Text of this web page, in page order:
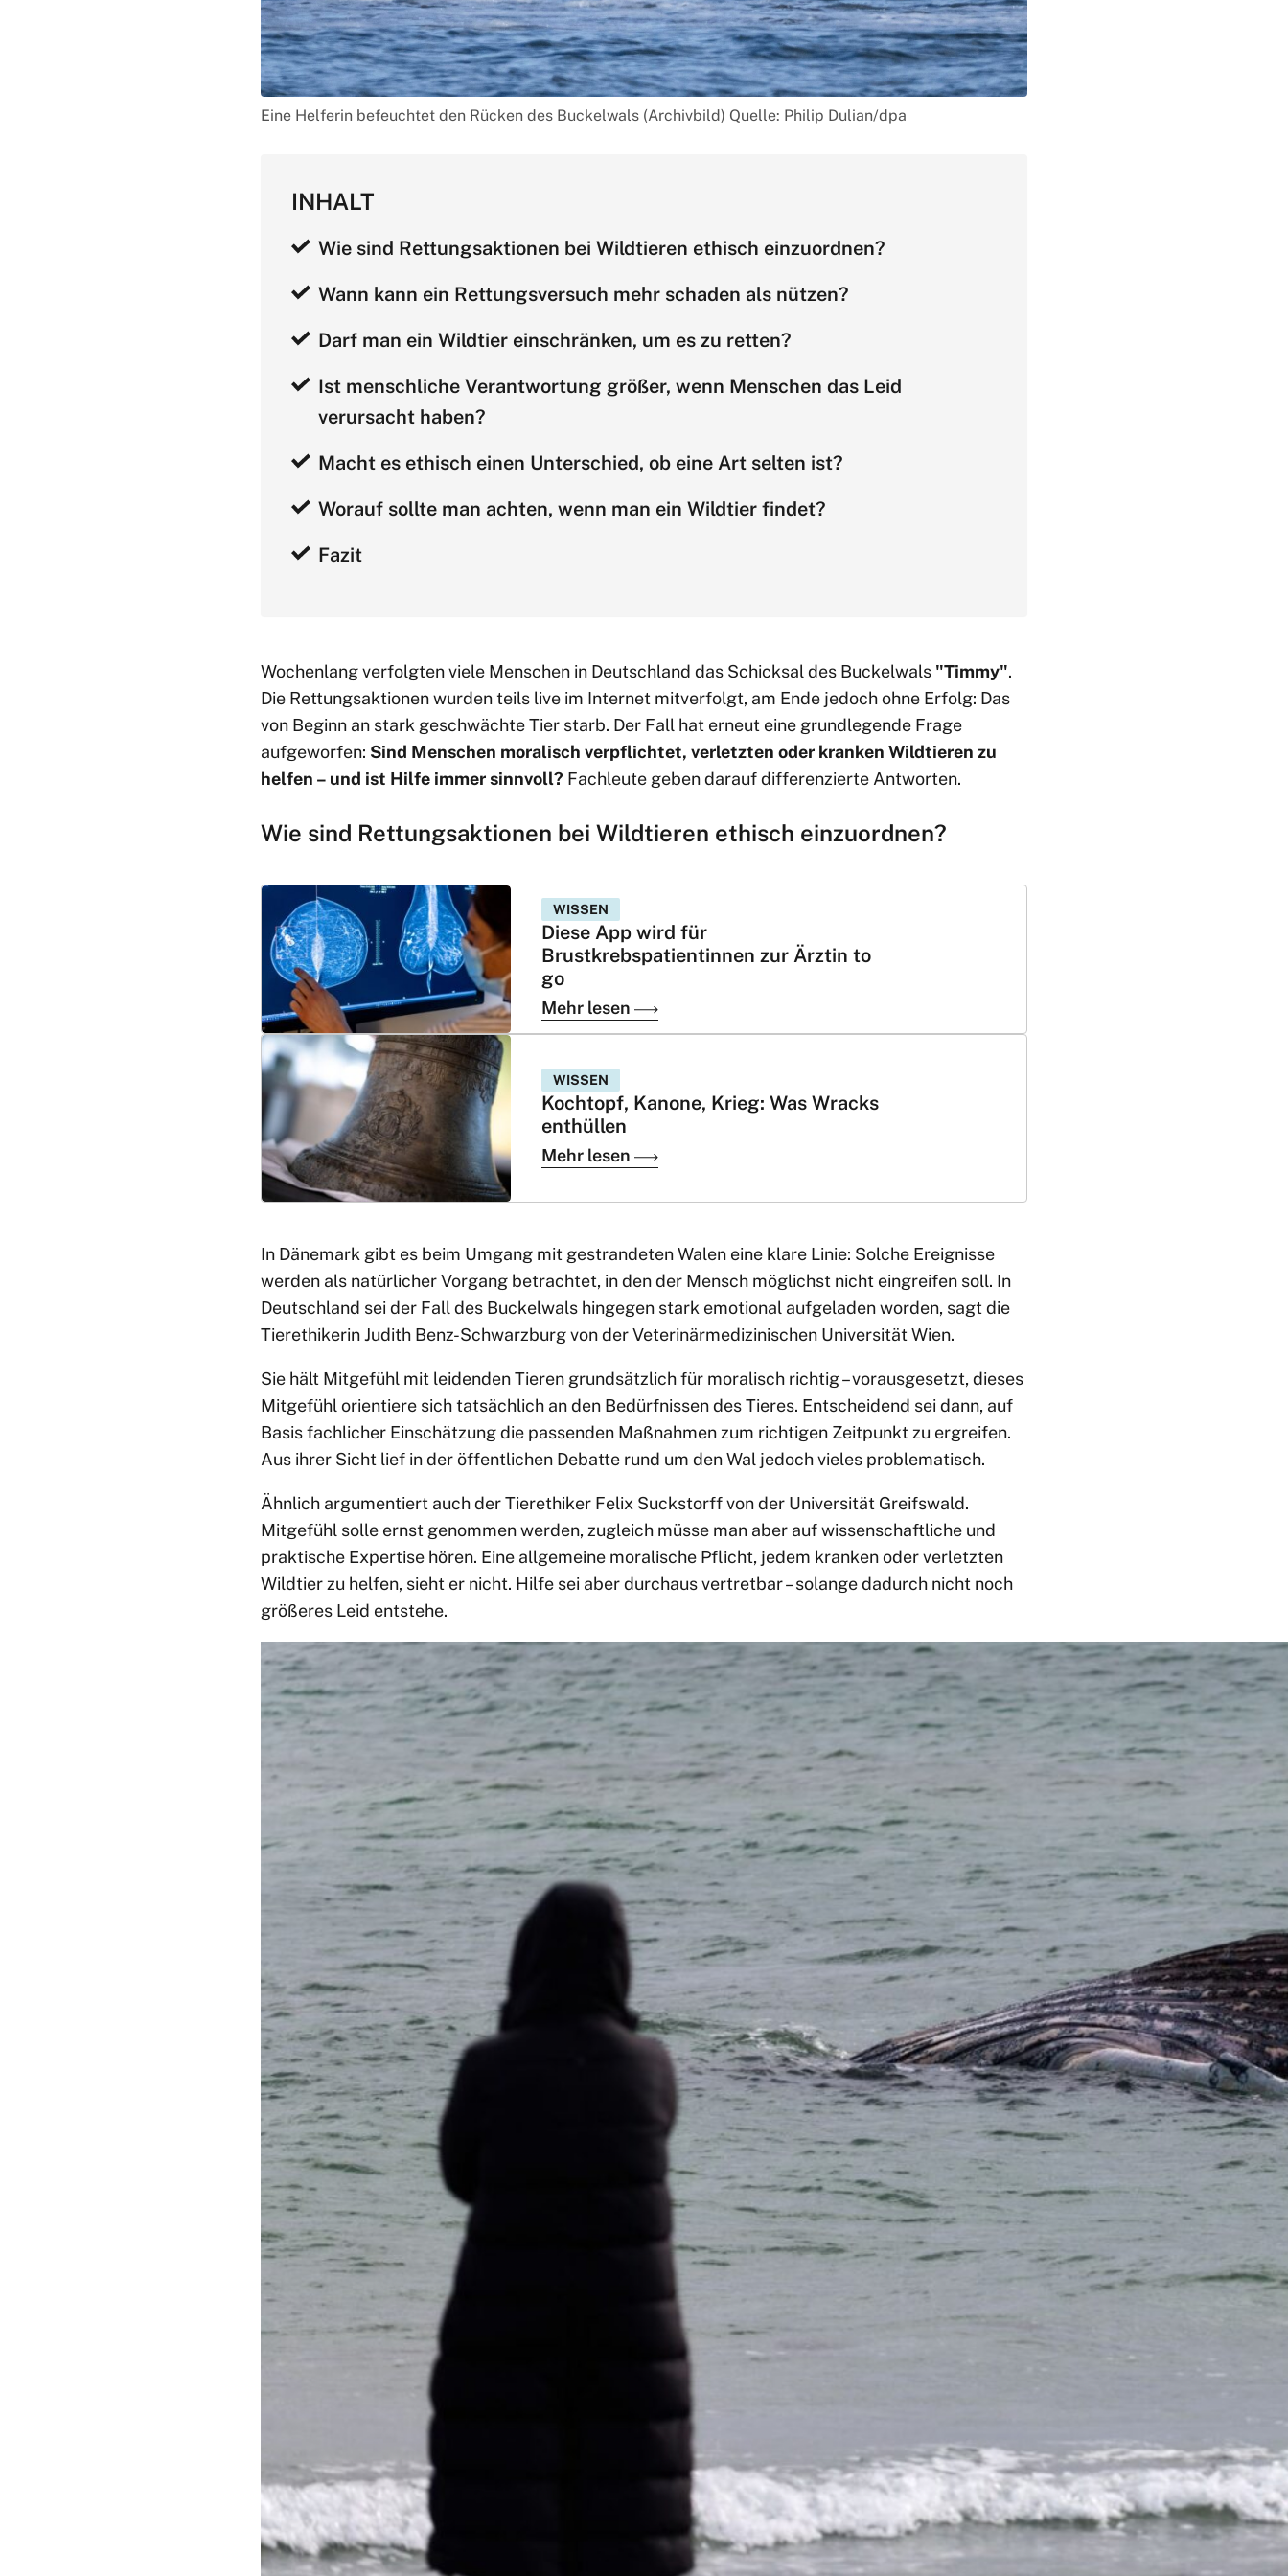
Eine Helferin befeuchtet den Rücken des Buckelwals (Archivbild) Quelle: Philip Dulian/dpa
INHALT
Wie sind Rettungsaktionen bei Wildtieren ethisch einzuordnen?
Wann kann ein Rettungsversuch mehr schaden als nützen?
Darf man ein Wildtier einschränken, um es zu retten?
Ist menschliche Verantwortung größer, wenn Menschen das Leid
verursacht haben?
Macht es ethisch einen Unterschied, ob eine Art selten ist?
Worauf sollte man achten, wenn man ein Wildtier findet?
Fazit
Wochenlang verfolgten viele Menschen in Deutschland das Schicksal des Buckelwals "Timmy".
Die Rettungsaktionen wurden teils live im Internet mitverfolgt, am Ende jedoch ohne Erfolg: Das
von Beginn an stark geschwächte Tier starb. Der Fall hat erneut eine grundlegende Frage
aufgeworfen: Sind Menschen moralisch verpflichtet, verletzten oder kranken Wildtieren zu
helfen – und ist Hilfe immer sinnvoll? Fachleute geben darauf differenzierte Antworten.
Wie sind Rettungsaktionen bei Wildtieren ethisch einzuordnen?
WISSEN
Diese App wird für
Brustkrebspatientinnen zur Ärztin to
go
Mehr lesen
WISSEN
Kochtopf, Kanone, Krieg: Was Wracks
enthüllen
Mehr lesen
In Dänemark gibt es beim Umgang mit gestrandeten Walen eine klare Linie: Solche Ereignisse
werden als natürlicher Vorgang betrachtet, in den der Mensch möglichst nicht eingreifen soll. In
Deutschland sei der Fall des Buckelwals hingegen stark emotional aufgeladen worden, sagt die
Tierethikerin Judith Benz-Schwarzburg von der Veterinärmedizinischen Universität Wien.
Sie hält Mitgefühl mit leidenden Tieren grundsätzlich für moralisch richtig – vorausgesetzt, dieses
Mitgefühl orientiere sich tatsächlich an den Bedürfnissen des Tieres. Entscheidend sei dann, auf
Basis fachlicher Einschätzung die passenden Maßnahmen zum richtigen Zeitpunkt zu ergreifen.
Aus ihrer Sicht lief in der öffentlichen Debatte rund um den Wal jedoch vieles problematisch.
Ähnlich argumentiert auch der Tierethiker Felix Suckstorff von der Universität Greifswald.
Mitgefühl solle ernst genommen werden, zugleich müsse man aber auf wissenschaftliche und
praktische Expertise hören. Eine allgemeine moralische Pflicht, jedem kranken oder verletzten
Wildtier zu helfen, sieht er nicht. Hilfe sei aber durchaus vertretbar – solange dadurch nicht noch
größeres Leid entstehe.